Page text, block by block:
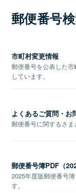
郵便番号
市町村変更情報
郵便番号を公表した
しています。
よくあるご質問・お
郵便番号に関するさま
郵便番号簿PDF（
2025年度版郵便番号
す。